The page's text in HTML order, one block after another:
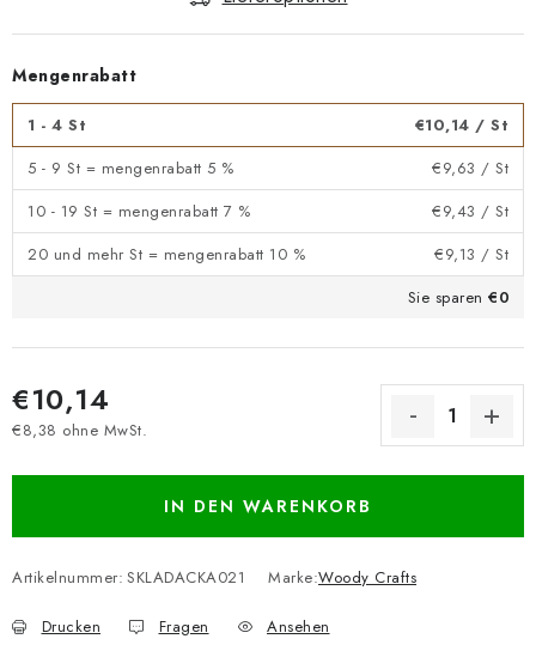
Mengenrabatt
1 - 4 St €10,14 / St
5 - 9 St = mengenrabatt 5 %
€9,63 / St
10 - 19 St = mengenrabatt 7 %
€9,43 / St
20 und mehr St = mengenrabatt 10 %
€9,13 / St
Sie sparen €0
€10,14
€8,38 ohne MwSt.
IN DEN WARENKORB
Artikelnummer: SKLADACKA021 Marke:Woody Crafts
Drucken Fragen Ansehen